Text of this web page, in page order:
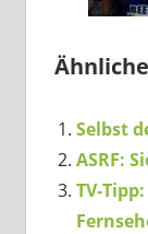
Selbst
ASRF:
TV-